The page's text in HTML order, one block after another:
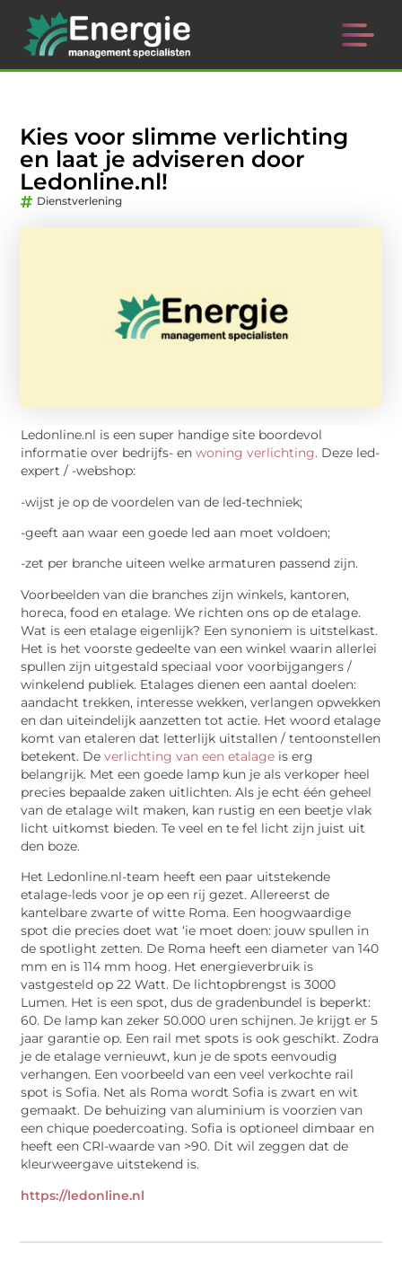
Kies voor slimme verlichting
en laat je adviseren door
Ledonline.nl!
Dienstverlening
Ledonline.nl is een super handige site boordevol
informatie over bedrijfs- enwoning verlichting. Deze led-
expert / -webshop:
-wijst je op de voordelen van de led-techniek;
-geeft aan waar een goede led aan moet voldoen;
-zet per branche uiteen welke armaturen passend zijn.
Voorbeelden van die branches zijn winkels, kantoren,
horeca, food en etalage. We richten ons op de etalage.
Wat is een etalage eigenlijk? Een synoniem is uitstelkast.
Het is het voorste gedeelte van een winkel waarin allerlei
spullen zijn uitgestald speciaal voor voorbijgangers /
winkelend publiek. Etalages dienen een aantal doelen:
aandacht trekken, interesse wekken, verlangen opwekken
en dan uiteindelijk aanzetten tot actie. Het woord etalage
komt van etaleren dat letterlijk uitstallen / tentoonstellen
betekent. Deverlichting van een etalage is erg
belangrijk. Met een goede lamp kun je als verkoper heel
precies bepaalde zaken uitlichten. Als je echt één geheel
van de etalage wilt maken, kan rustig en een beetje vlak
licht uitkomst bieden. Te veel en te fel licht zijn juist uit
den boze.
Het Ledonline.nl-team heeft een paar uitstekende
etalage-leds voor je op een rij gezet. Allereerst de
kantelbare zwarte of witte Roma. Een hoogwaardige
spot die precies doet wat ‘ie moet doen: jouw spullen in
de spotlight zetten. De Roma heeft een diameter van 140
mm en is 114 mm hoog. Het energieverbruik is
vastgesteld op 22 Watt. De lichtopbrengst is 3000
Lumen. Het is een spot, dus de gradenbundel is beperkt:
60. De lamp kan zeker 50.000 uren schijnen. Je krijgt er 5
jaar garantie op. Een rail met spots is ook geschikt. Zodra
je de etalage vernieuwt, kun je de spots eenvoudig
verhangen. Een voorbeeld van een veel verkochte rail
spot is Sofia. Net als Roma wordt Sofia is zwart en wit
gemaakt. De behuizing van aluminium is voorzien van
een chique poedercoating. Sofia is optioneel dimbaar en
heeft een CRI-waarde van >90. Dit wil zeggen dat de
kleurweergave uitstekend is.
https://ledonline.nl